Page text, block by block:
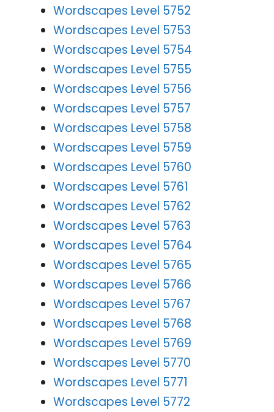
Wordscapes Level 5752
Wordscapes Level 5753
Wordscapes Level 5754
Wordscapes Level 5755
Wordscapes Level 5756
Wordscapes Level 5757
Wordscapes Level 5758
Wordscapes Level 5759
Wordscapes Level 5760
Wordscapes Level 5761
Wordscapes Level 5762
Wordscapes Level 5763
Wordscapes Level 5764
Wordscapes Level 5765
Wordscapes Level 5766
Wordscapes Level 5767
Wordscapes Level 5768
Wordscapes Level 5769
Wordscapes Level 5770
Wordscapes Level 5771
Wordscapes Level 5772